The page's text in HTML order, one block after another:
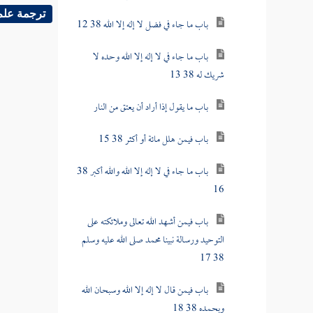
باب ما جاء في فضل لا إله إلا الله 38 12
باب ما جاء في لا إله إلا الله وحده لا
شريك له 38 13
باب ما يقول إذا أراد أن يعتق من النار
باب فيمن هلل مائة أو أكثر 38 15
باب ما جاء في لا إله إلا الله والله أكبر 38
16
باب فيمن أشهد الله تعالى وملائكته على
التوحيد ورسالة نبينا محمد صلى الله عليه وسلم
38 17
باب فيمن قال لا إله إلا الله وسبحان الله
ترجمة